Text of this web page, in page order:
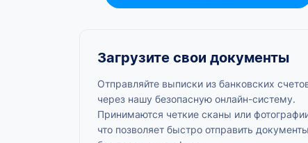
Загрузите свои документы
Отправляйте выписки из банковских
через нашу безопасную онлайн-систему.
Принимаются четкие сканы или
что позволяет быстро отправить документы